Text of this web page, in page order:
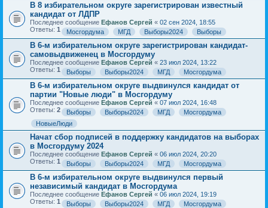
В 8 избирательном округе зарегистрирован известный
кандидат от ЛДПР
Последнее сообщение Ефанов Сергей « 02 сен 2024, 18:55
Ответы: 1 Мосгордума МГД Выборы2024 Выборы
В 6-м избирательном округе зарегистрирован кандидат-
самовыдвиженец в Мосгордуму
Последнее сообщение Ефанов Сергей « 23 июл 2024, 13:22
Ответы: 1 Выборы Выборы2024 МГД Мосгордума
В 6-м избирательном округе выдвинулся кандидат от
партии "Новые люди" в Мосгордуму
Последнее сообщение Ефанов Сергей « 07 июл 2024, 16:48
Ответы: 2 Выборы Выборы2024 МГД
Мосгордума
НовыеЛюди
Начат сбор подписей в поддержку кандидатов на выборах
в Мосгордуму 2024
Последнее сообщение Ефанов Сергей « 06 июл 2024, 20:20
Ответы: 1 Выборы Выборы2024 МГД Мосгордума
В 6-м избирательном округе выдвинулся первый
независимый кандидат в Мосгордума
Последнее сообщение Ефанов Сергей « 06 июл 2024, 19:19
Ответы: 1 Выборы Выборы2024 МГД Мосгордума